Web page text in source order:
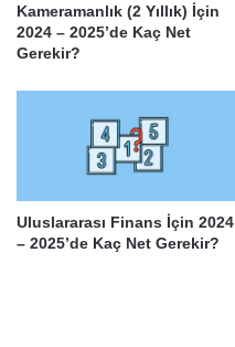
Kameramanlık (2 Yıllık) İçin
2024 – 2025’de Kaç Net
Gerekir?
Uluslararası Finans İçin 2024
– 2025’de Kaç Net Gerekir?